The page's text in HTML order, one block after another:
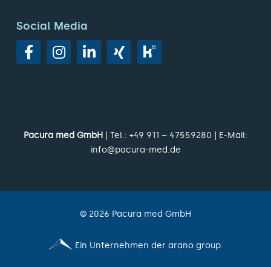
Social Media
Pacura med GmbH | Tel.: +49 911 – 47559280 | E-Mail:
info@pacura-med.de
© 2026 Pacura med GmbH
Ein Unternehmen der arano group.